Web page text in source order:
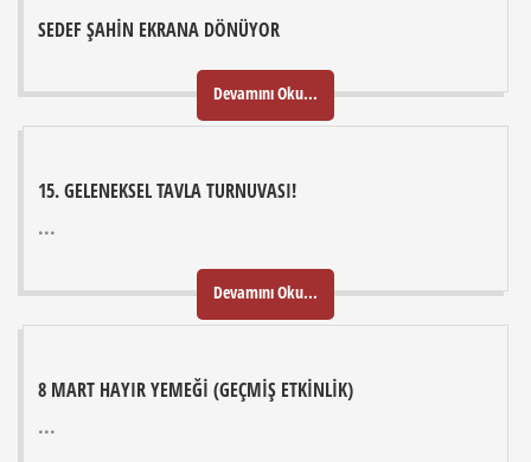
SEDEF ŞAHIN EKRANA DÖNÜYOR
Devamını Oku...
15. GELENEKSEL TAVLA TURNUVASI!
...
Devamını Oku...
8 MART HAYIR YEMEĞI (GEÇMIŞ ETKINLIK)
...